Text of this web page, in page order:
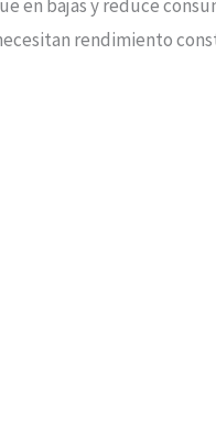
en bajas y reduce
rendimiento